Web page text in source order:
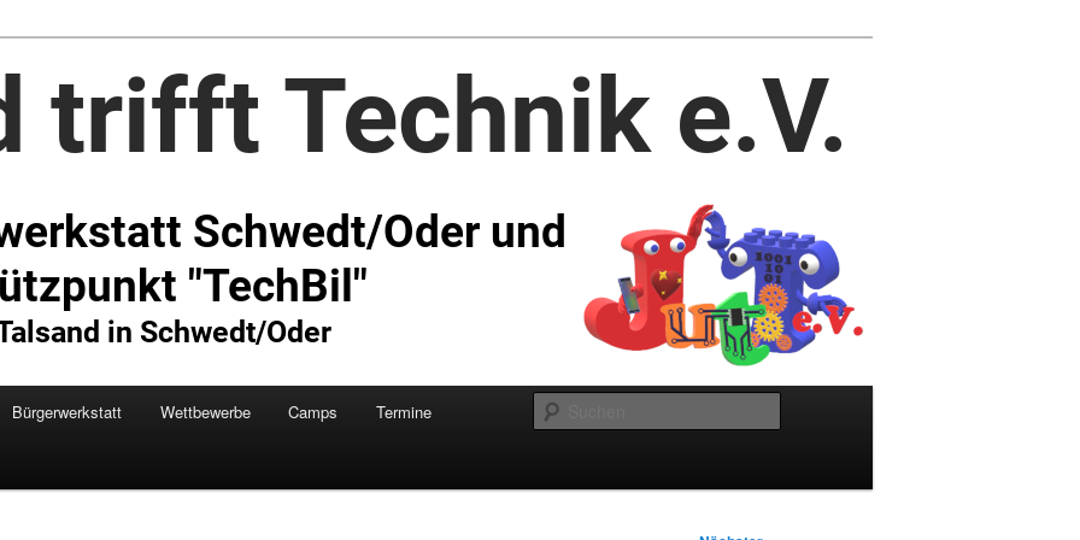
e.V.
Bürgerwerkstatt Wettbewerbe Camps Termine